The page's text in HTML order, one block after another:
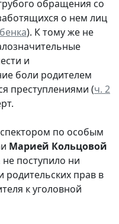
обращения со
о нем лиц
). К тому же не
и
боли родителем
преступлениями (ч. 2
по особым
Марией Кольцовой
поступило ни
прав в
к уголовной